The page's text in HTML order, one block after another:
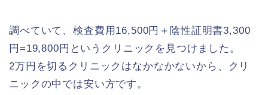
調べていて、検査費用16,500円＋陰性証明書3,300
円=19,800円というクリニックを見つけました。
2万円を切るクリニックはなかなかないから、クリ
ニックの中では安い方です。